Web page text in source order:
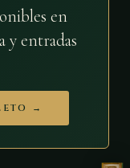
en
y entradas
→